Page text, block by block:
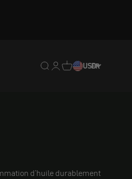
Translation missing :
Translation missing :
Traduction
USDFR
d'huile durablement